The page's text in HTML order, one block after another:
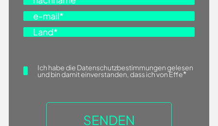
Ich habe die Datenschutzbestimmungen gelesen
und bin damit einverstanden, dass ich von Effe*